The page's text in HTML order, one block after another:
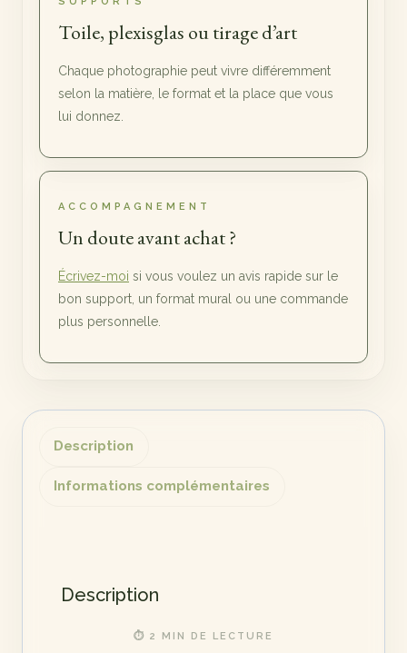
Toile, plexisglas ou tirage d’art
Chaque photographie peut vivre différemment
selon la matière, le format et la place que vous
lui donnez.
ACCOMPAGNEMENT
Un doute avant achat ?
Écrivez-moi si vous voulez un avis rapide sur le
bon support, un format mural ou une commande
plus personnelle.
Description
Informations complémentaires
Description
⏱ 2 MIN DE LECTURE